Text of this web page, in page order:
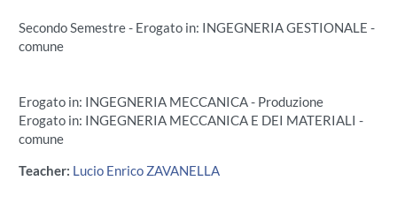
Secondo Semestre - Erogato in: INGEGNERIA GESTIONALE -
comune
Erogato in: INGEGNERIA MECCANICA - Produzione
Erogato in: INGEGNERIA MECCANICA E DEI MATERIALI -
comune
Teacher: Lucio Enrico ZAVANELLA